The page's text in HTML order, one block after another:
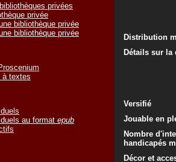
privées
privée
bibliothèque privée
bibliothèque privée
à textes
au format epub
Distribution
Détails sur
Versifié
Jouable en
Nombre
handicapés
Décor et